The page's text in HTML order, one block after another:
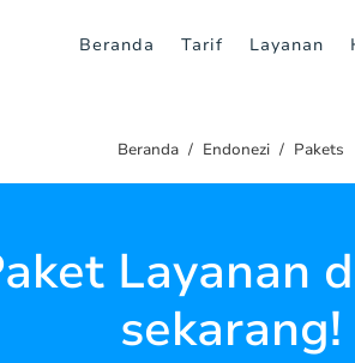
Beranda Tarif Layanan
Beranda Endonezi Pakets
Layanan
sekarang!